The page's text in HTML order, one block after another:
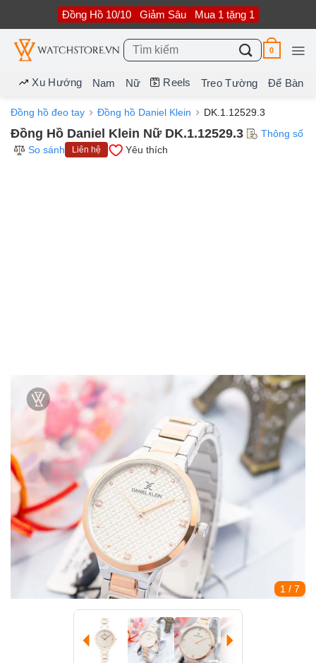
nội
dung
Đồng Hồ 10/10 Giảm Sâu Mua 1 tặng 1
Tìm
kiếm:
0
Xu Hướng Nam Nữ Reels Treo Tường Để Bàn
Đồng hồ đeo tay Đồng hồ Daniel Klein DK.1.12529.3
Đồng Hồ Daniel Klein Nữ DK.1.12529.3
Thông số
So sánh
Liên hệ Yêu thích
1 / 7